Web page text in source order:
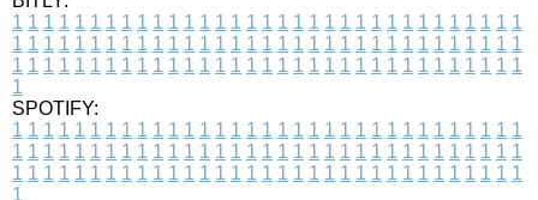
1 1 1 1 1 1 1 1 1 1 1 1 1 1 1 1 1 1 1 1 1 1 1 1 1 1 1 1 1 1 1 1 1
1 1 1 1 1 1 1 1 1 1 1 1 1 1 1 1 1 1 1 1 1 1 1 1 1 1 1 1 1 1 1 1 1
1 1 1 1 1 1 1 1 1 1 1 1 1 1 1 1 1 1 1 1 1 1 1 1 1 1 1 1 1 1 1 1 1
1
SPOTIFY:
1 1 1 1 1 1 1 1 1 1 1 1 1 1 1 1 1 1 1 1 1 1 1 1 1 1 1 1 1 1 1 1 1
1 1 1 1 1 1 1 1 1 1 1 1 1 1 1 1 1 1 1 1 1 1 1 1 1 1 1 1 1 1 1 1 1
1 1 1 1 1 1 1 1 1 1 1 1 1 1 1 1 1 1 1 1 1 1 1 1 1 1 1 1 1 1 1 1 1
1